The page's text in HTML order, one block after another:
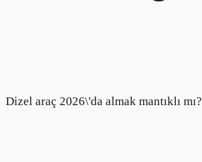
Dizel araç 2026\'da almak mantıklı mı?